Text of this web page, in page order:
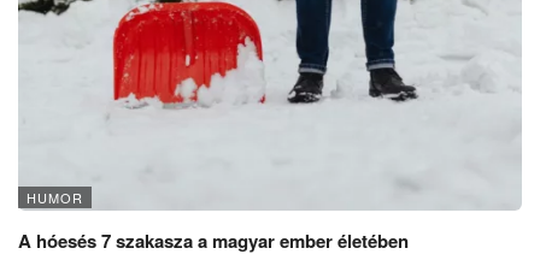
HUMOR
A hóesés 7 szakasza a magyar ember életében